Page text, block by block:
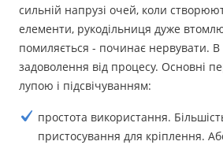
сильній напрузі очей, коли
елементи, рукодільниця дуже
помиляється - починає нервувати. В
задоволення від процесу. Основні
лупою і підсвічуванням:
простота використання.
пристосування для кріплення.